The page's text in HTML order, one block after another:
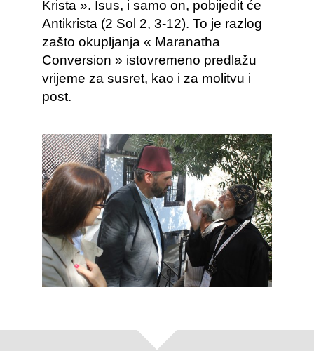
Krista ». Isus, i samo on, pobijedit će
Antikrista (2 Sol 2, 3-12). To je razlog
zašto okupljanja « Maranatha
Conversion » istovremeno predlažu
vrijeme za susret, kao i za molitvu i
post.